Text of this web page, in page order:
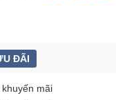
ĐÃI
mãi